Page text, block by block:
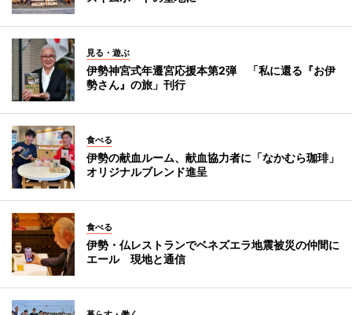
見る・遊ぶ
伊勢神宮式年遷宮応援本第2弾 「私に還る『お伊
勢さん』の旅」刊行
食べる
伊勢の献血ルーム、献血協力者に「なかむら珈琲」
オリジナルブレンド進呈
食べる
伊勢・仏レストランでベネズエラ地震被災の仲間に
エール 現地と通信